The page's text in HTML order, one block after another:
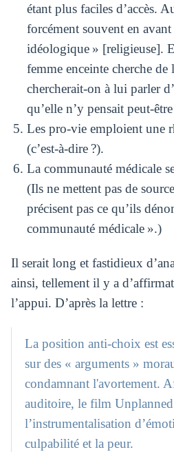
étant plus faciles d’accès.
forcément souvent en
idéologique » [religieuse].
femme enceinte cherche
chercherait-on à lui parler
qu’elle n’y pensait peut-
Les pro-vie emploient une
(c’est-à-dire ?).
La communauté médicale
(Ils ne mettent pas de
précisent pas ce qu’ils
communauté médicale ».)
Il serait long et fastidieux
ainsi, tellement il y a
l’appui. D’après la lettre :
La position anti-choix est
sur des « arguments »
condamnant l'avortement.
auditoire, le film Unplanned
l’instrumentalisation
culpabilité et la peur.